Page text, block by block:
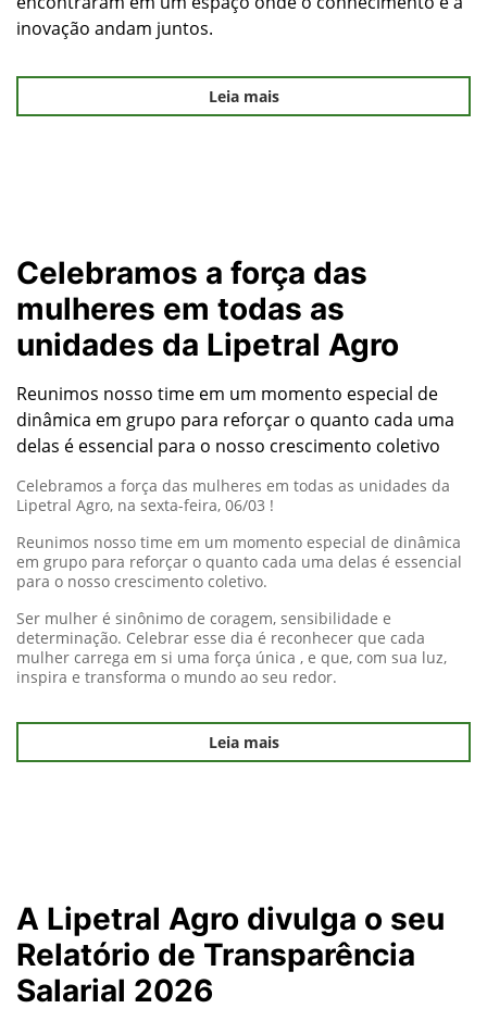
inovação andam juntos.
Leia mais
Celebramos a força das
mulheres em todas as
unidades da Lipetral Agro
Reunimos nosso time em um momento especial de
dinâmica em grupo para reforçar o quanto cada uma
delas é essencial para o nosso crescimento coletivo
Celebramos a força das mulheres em todas as unidades da
Lipetral Agro, na sexta-feira, 06/03 !
Reunimos nosso time em um momento especial de dinâmica
em grupo para reforçar o quanto cada uma delas é essencial
para o nosso crescimento coletivo.
Ser mulher é sinônimo de coragem, sensibilidade e
determinação. Celebrar esse dia é reconhecer que cada
mulher carrega em si uma força única , e que, com sua luz,
inspira e transforma o mundo ao seu redor.
Leia mais
A Lipetral Agro divulga o seu
Relatório de Transparência
Salarial 2026